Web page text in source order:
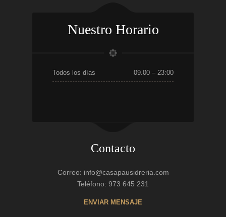
Nuestro Horario
Todos los días 09.00 – 23:00
Contacto
Correo: info@casapausidreria.com
Teléfono: 973 645 231
ENVIAR MENSAJE